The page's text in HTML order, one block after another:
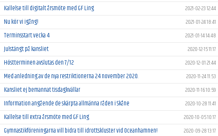
Kallelse till digitalt årsmöte med GF Ling 2021-02-23 12:44
Nu kör vi igång! 2021-01-24 18:41
Terminsstart vecka 4 2021-01-14 14:48
Julstängt på kansliet 2020-12-15 11:17
Höstterminen avslutas den 7/12 2020-12-01 21:44
Med anledning av de nya restriktionerna 24 november 2020. 2020-11-24 11:53
Kansliet ej bemannat tisdagkvällar 2020-11-16 10:59
Information angående de skärpta allmänna råden i Skåne 2020-10-28 11:41
Kallelse till extra årsmöte med GF Ling 2020-10-05 10:17
Gymnastikföreningarna vill bidra till idrottskluster vid Oceanhamnen! 2020-09-28 13:17